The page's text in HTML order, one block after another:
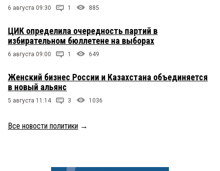
6 августа 09:30 1 885
ЦИК определила очередность партий в
избирательном бюллетене на выборах
6 августа 09:00 1 649
Женский бизнес России и Казахстана объединяется
в новый альянс
5 августа 11:14 3 1036
Все новости политики →